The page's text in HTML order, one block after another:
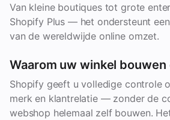
Van kleine boutiques tot grote
Shopify Plus — het ondersteunt
van de wereldwijde online omzet.
Waarom uw winkel
Shopify geeft u volledige controle
merk en klantrelatie — zonder de
webshop helemaal zelf bouwen.